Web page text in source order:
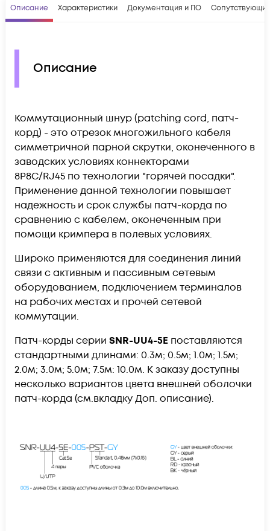
Описание Характеристики Документация и ПО
Описание
Коммутационный шнур (patching cord, патч-
корд) - это отрезок многожильного кабеля
симметричной парной скрутки, оконеченного в
заводских условиях коннекторами
8P8C/RJ45 по технологии "горячей посадки".
Применение данной технологии повышает
надежность и срок службы патч-корда по
сравнению с кабелем, оконеченным при
помощи кримпера в полевых условиях.
Широко применяются для соединения линий
связи с активным и пассивным сетевым
оборудованием, подключением терминалов
на рабочих местах и прочей сетевой
коммутации.
Патч-корды серии SNR-UU4-5E поставляются
стандартными длинами: 0.3м; 0.5м; 1.0м; 1.5м;
2.0м; 3.0м; 5.0м; 7.5м: 10.0м. К заказу доступны
несколько вариантов цвета внешней оболочки
патч-корда (см.вкладку Доп. описание).